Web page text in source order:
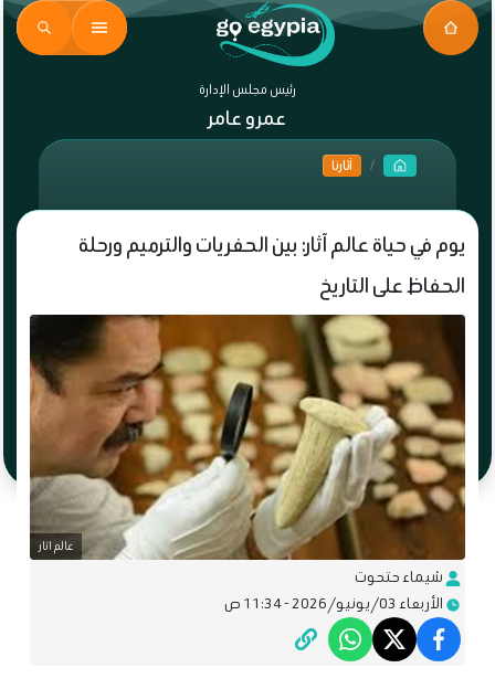
رئيس مجلس الإدارة
عمرو عامر
آثارنا
يوم في حياة عالم آثار: بين الحفريات والترميم ورحلة
الحفاظ على التاريخ
عالم اثار
شيماء حتحوت
الأربعاء 03/يونيو/2026 - 11:34 ص